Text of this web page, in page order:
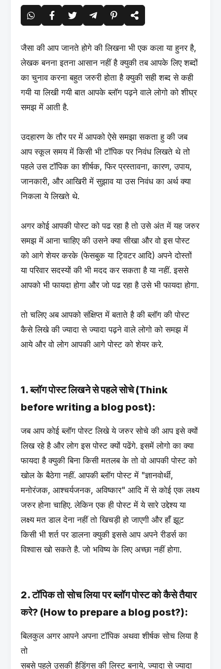
जैसा की आप जानते होगे की लिखना भी एक कला या हुनर है,
लेखक बनना इतना आसान नहीं है क्युकी तब आपके लिए शब्दों
का चुनाव करना बहुत जरुरी होता है क्युकी सही शब्द से कही
गयी या लिखी गयी बात आपके ब्लॉग पढ़ने वाले लोगो को शीघ्र
समझ में आती है.
उदहारण के तौर पर में आपको ऐसे समझा सकता हु की जब
आप स्कूल समय में किसी भी टॉपिक पर निवंध लिखते थे तो
पहले उस टॉपिक का शीर्षक, फिर प्रस्तावना, कारण, उपाय,
जानकारी, और आखिरी में सुझाव या उस निवंध का अर्थ क्या
निकला ये लिखते थे.
अगर कोई आपकी पोस्ट को पढ रहा है तो उसे अंत में यह जरुर
समझ में आना चाहिए की उसने क्या सीखा और वो इस पोस्ट
को आगे शेयर करके (फेसबुक या ट्विटर आदि) अपने दोस्तों
या परिवार सदस्यों की भी मदद कर सकता है या नहीं. इससे
आपको भी फायदा होगा और जो पढ रहा है उसे भी फायदा होगा.
तो चलिए अब आपको संक्षिप्त में बताते है की ब्लॉग की पोस्ट
कैसे लिखे की ज्यादा से ज्यादा पढ़ने वाले लोगो को समझ में
आये और वो लोग आपकी आगे पोस्ट को शेयर करे.
1. ब्लॉग पोस्ट लिखने से पहले सोचे (Think
before writing a blog post):
जब आप कोई ब्लॉग पोस्ट लिखे ये जरुर सोचे की आप इसे क्यों
लिख रहे है और लोग इस पोस्ट क्यों पढेंगे. इसमें लोगो का क्या
फायदा है क्युकी बिना किसी मतलब के तो वो आपकी पोस्ट को
खोल के बैठेगा नहीं. आपकी ब्लॉग पोस्ट में "ज्ञानवोर्थी,
मनोरंजक, आश्चर्यजनक, अविष्कार" आदि में से कोई एक लक्ष्य
जरुर होना चाहिए. लेकिन एक ही पोस्ट में ये सारे उद्देश्य या
लक्ष्य मत डाल देना नहीं तो खिचड़ी हो जाएगी और हाँ झूट
किसी भी शर्त पर डालना क्युकी इससे आप अपने रीडर्स का
विश्वास खो सकते है. जो भविष्य के लिए अच्छा नहीं होगा.
2. टॉपिक तो सोच लिया पर ब्लॉग पोस्ट को कैसे तैयार
करे? (How to prepare a blog post?):
बिलकुल अगर आपने अपना टॉपिक अथवा शीर्षक सोच लिया है
तो
सबसे पहले उसकी हैडिंगस की लिस्ट बनाये, ज्यादा से ज्यादा